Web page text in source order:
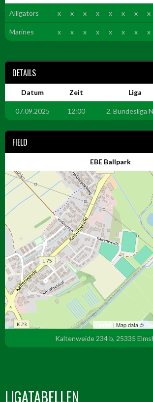
Alligators x x x x x x x x
Marines x x x x x x x x
DETAILS
Datum Zeit Liga
07.09.2025 12:00 2. Bundesliga
FIELD
EBE Ballpark
Leaflet | Map data ©
Kaltenweide 234 b, 25335
LIGATABELLEN